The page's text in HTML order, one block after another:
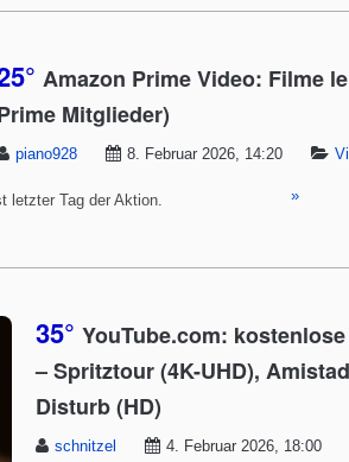
Amazon Prime Video: Filme
Mitglieder)
piano928 8. Februar 2026, 14:20
letzter Tag der Aktion. »
35° YouTube.com:
– Spritztour (4K-UHD),
Disturb (HD)
schnitzel 4. Februar 2026, 18:00